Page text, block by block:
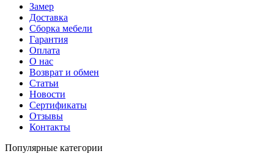
Замер
Доставка
Сборка мебели
Гарантия
Оплата
О нас
Возврат и обмен
Статьи
Новости
Сертификаты
Отзывы
Контакты
Популярные категории